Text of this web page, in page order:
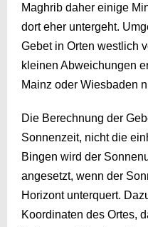
Maghrib daher einige
dort eher untergeht.
Gebet in Orten westlich
kleinen Abweichungen
Mainz oder Wiesbaden
Die Berechnung der
Sonnenzeit, nicht die
Bingen wird der
angesetzt, wenn der
Horizont unterquert.
Koordinaten des Ortes,